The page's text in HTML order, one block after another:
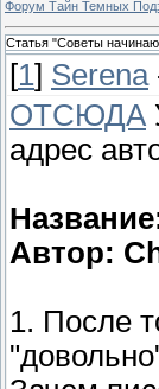
Форум Тайн Темных
Статья "Советы
[1] Serena
ОТСЮДА
адрес
Автор:
1. После